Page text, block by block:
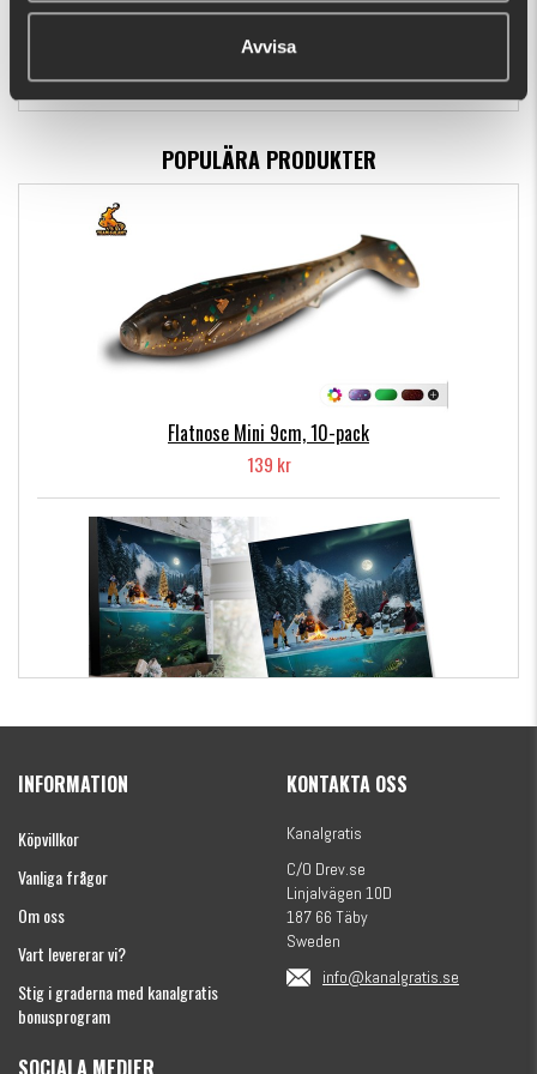
Avvisa
Flatnose Mini 9cm, 10-pack
139 kr
POPULÄRA PRODUKTER
Flatnose Mini 9cm, 10-pack
139 kr
(julkalender)
INFORMATION
Köpvillkor
Vanliga frågor
Om oss
Vart levererar vi?
Stig i graderna med kanalgratis
bonusprogram
KONTAKTA OSS
Kanalgratis
C/O Drev.se
Linjalvägen 10D
187 66 Täby
Sweden
info@kanalgratis.se
SOCIALA MEDIER